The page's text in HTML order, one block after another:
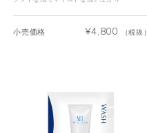
小売価格 ¥4,800 （税抜）